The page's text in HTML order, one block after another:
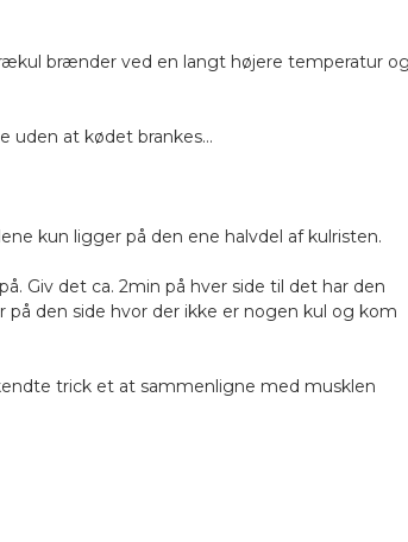
brænder ved en langt højere temperatur
uden at kødet brankes…
kun ligger på den ene halvdel af kulristen.
Giv det ca. 2min på hver side til det har den
den side hvor der ikke er nogen kul og kom
trick et at sammenligne med musklen